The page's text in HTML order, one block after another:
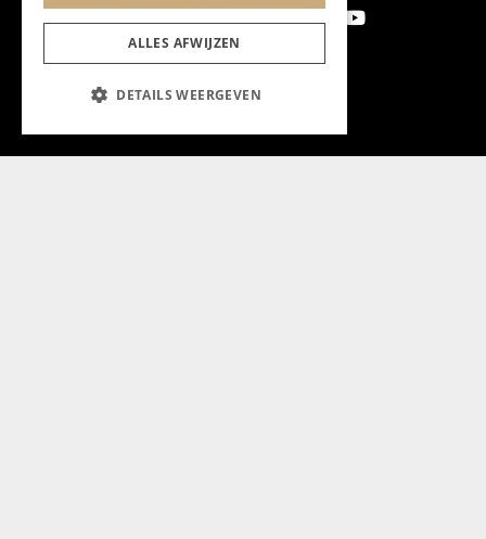
Aanmelden nieuwsbrief
ALLES AFWIJZEN
DETAILS WEERGEVEN